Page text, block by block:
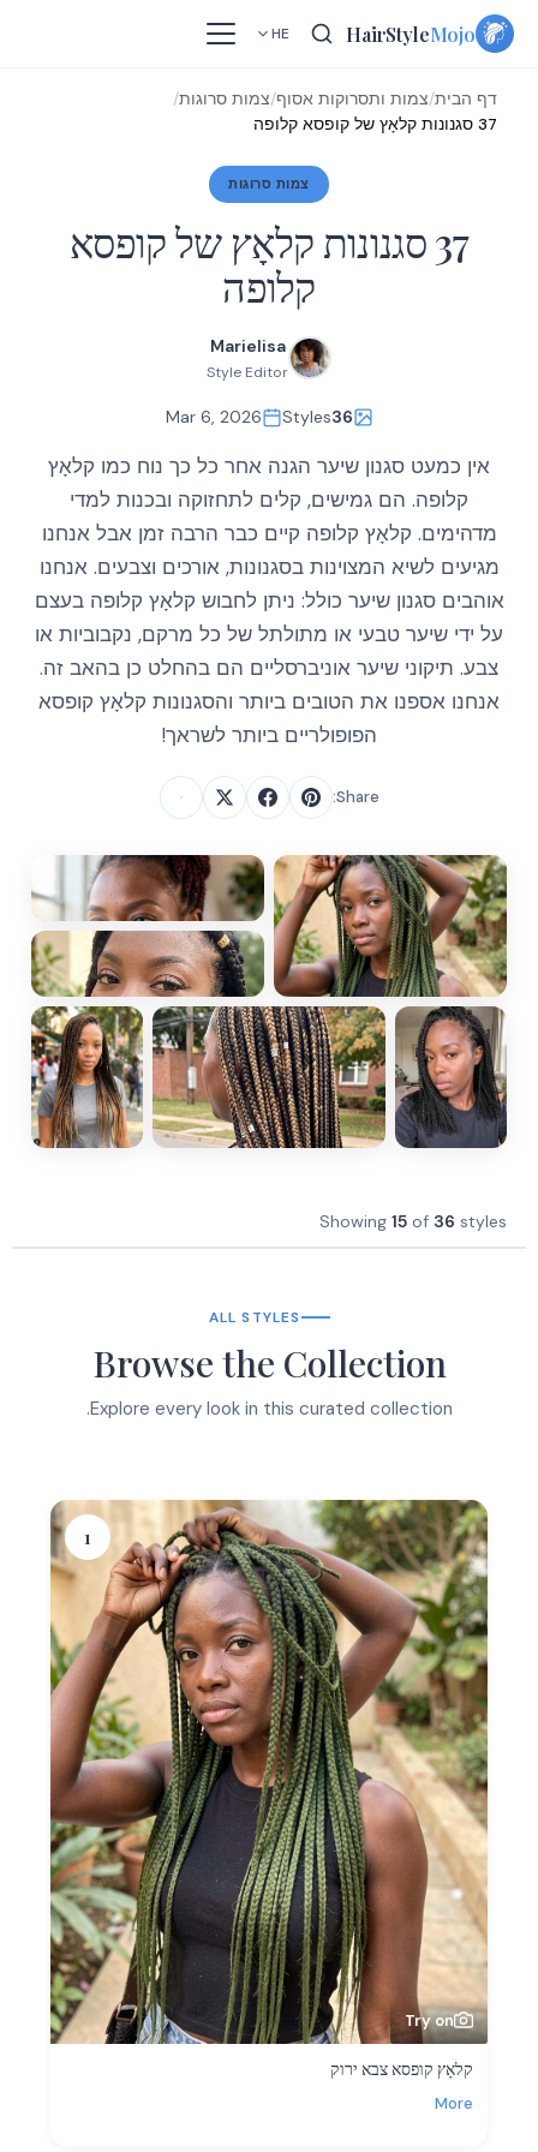
Skip
HairStyleMojo
HE
דף הבית/צמות ותסרוקות אסוף/צמות סרוגות/
37 סגנונות קלאָץ של קופסא קלופה
צמות סרוגות
37 סגנונות קלאָץ של קופסא
קלופה
Marielisa
Style Editor
36
Styles
Mar 6, 2026
אין כמעט סגנון שיער הגנה אחר כל כך נוח כמו קלאָץ
קלופה. הם גמישים, קלים לתחזוקה ובכנות למדי
מדהימים. קלאָץ קלופה קיים כבר הרבה זמן אבל אנחנו
מגיעים לשיא המצוינות בסגנונות, אורכים וצבעים. אנחנו
אוהבים סגנון שיער כולל: ניתן לחבוש קלאָץ קלופה בעצם
על ידי שיער טבעי או מתולתל של כל מרקם, נקבוביות או
צבע. תיקוני שיער אוניברסליים הם בהחלט כן בהאב זה.
אנחנו אספנו את הטובים ביותר והסגנונות קלאָץ קופסא
הפופולריים ביותר לשראך!
Share:
Showing 15 of 36 styles
ALL STYLES
Browse the Collection
Explore every look in this curated collection.
1
Try on
קלאָץ קופסא צבא ירוק
More